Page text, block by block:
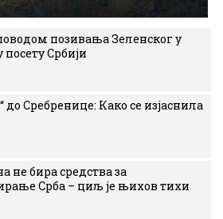
позивања Зеленског у
Србији
до Сребренице: Како се изјаснила
не бира средства за
Срба – циљ је њихов тихи